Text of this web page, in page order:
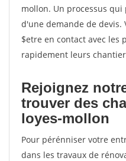
mollon. Un processus
d'une demande de devis.
$etre en contact avec
rapidement leurs
Rejoignez
trouver des
loyes-mollon
Pour pérénniser votre
dans les travaux de